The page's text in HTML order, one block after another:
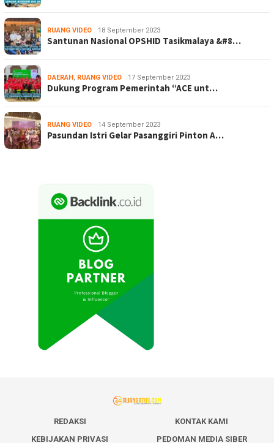
RUANG VIDEO 18 September 2023
Santunan Nasional OPSHID Tasikmalaya &#8…
DAERAH RUANG VIDEO 17 September 2023
Dukung Program Pemerintah “ACE unt…
RUANG VIDEO 14 September 2023
Pasundan Istri Gelar Pasanggiri Pinton A…
REDAKSI
KONTAK KAMI
KEBIJAKAN PRIVASI
PEDOMAN MEDIA SIBER